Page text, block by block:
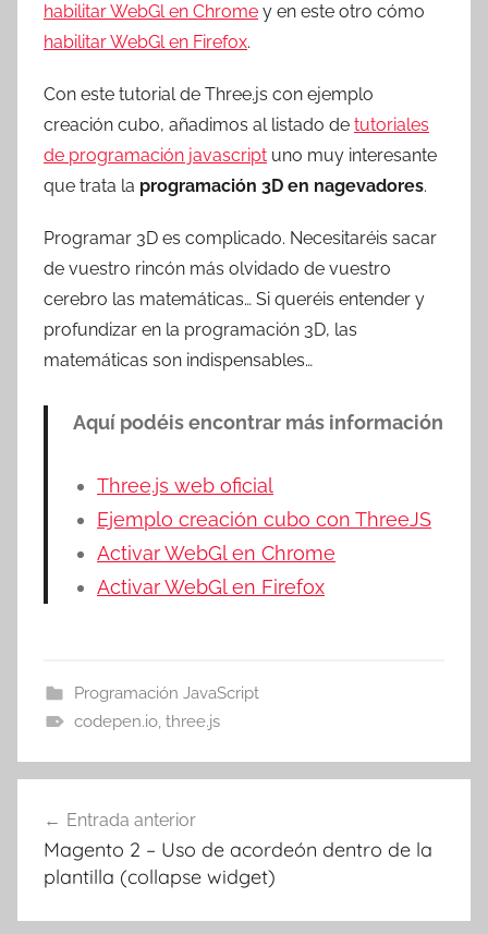
habilitar WebGl en Chrome y en este otro cómo
habilitar WebGl en Firefox.
Con este tutorial de Three.js con ejemplo
creación cubo, añadimos al listado de tutoriales
de programación javascript uno muy interesante
que trata la programación 3D en nagevadores.
Programar 3D es complicado. Necesitaréis sacar
de vuestro rincón más olvidado de vuestro
cerebro las matemáticas… Si queréis entender y
profundizar en la programación 3D, las
matemáticas son indispensables…
Aquí podéis encontrar más información
Three.js web oficial
Ejemplo creación cubo con ThreeJS
Activar WebGl en Chrome
Activar WebGl en Firefox
Programación JavaScript
codepen.io, three.js
de
entradas
Entrada anterior
Magento 2 – Uso de acordeón dentro de la
plantilla (collapse widget)